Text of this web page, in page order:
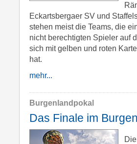
Eckartsbergaer SV und
stehen meist die Teams, die
nicht berechtigten Spieler auf
sich mit gelben und roten
hat.
mehr...
Burgenlandpokal
Das Finale im